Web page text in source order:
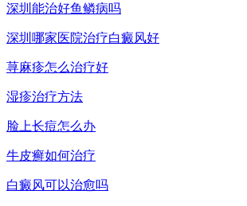
深圳能治好鱼鳞病吗
深圳哪家医院治疗白癜风好
荨麻疹怎么治疗好
湿疹治疗方法
脸上长痘怎么办
牛皮癣如何治疗
白癜风可以治愈吗